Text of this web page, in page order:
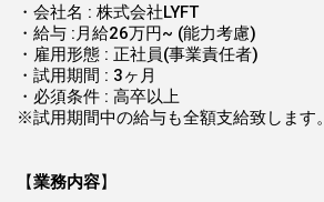
・会社名 : 株式会社LYFT
・給与 :月給26万円~ (能力考慮)
・雇用形態 : 正社員(事業責任者)
・試用期間 : 3ヶ月
・必須条件 : 高卒以上
※試用期間中の給与も全額支給致します。
【業務内容】